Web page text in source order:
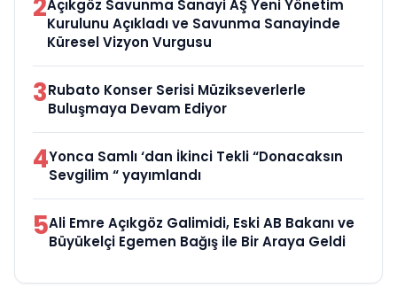
2Açıkgöz Savunma Sanayi AŞ Yeni Yönetim
Kurulunu Açıkladı ve Savunma Sanayinde
Küresel Vizyon Vurgusu
3Rubato Konser Serisi Müzikseverlerle
Buluşmaya Devam Ediyor
4Yonca Samlı ‘dan İkinci Tekli “Donacaksın
Sevgilim “ yayımlandı
5Ali Emre Açıkgöz Galimidi, Eski AB Bakanı ve
Büyükelçi Egemen Bağış ile Bir Araya Geldi